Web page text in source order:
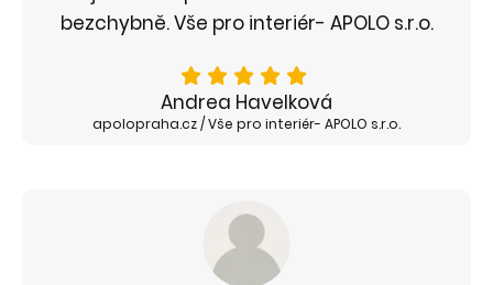
bezchybně. Vše pro interiér- APOLO s.r.o.
Andrea Havelková
apolopraha.cz / Vše pro interiér- APOLO s.r.o.